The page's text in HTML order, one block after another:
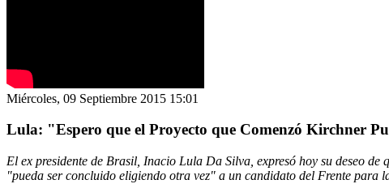
Miércoles, 09 Septiembre 2015 15:01
Lula: "Espero que el Proyecto que Comenzó Kirchner
El ex presidente de Brasil, Inacio Lula Da Silva, expresó hoy su deseo
"pueda ser concluido eligiendo otra vez" a un candidato del Frente para